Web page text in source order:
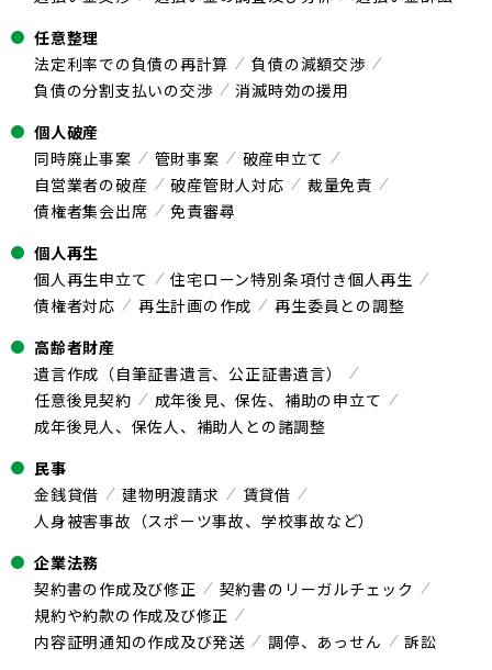
任意整理
法定利率での負債の再計算
負債の減額交渉
負債の分割支払いの交渉
消滅時効の援用
個人破産
同時廃止事案
管財事案
破産申立て
自営業者の破産
破産管財人対応
裁量免責
債権者集会出席
免責審尋
個人再生
個人再生申立て
住宅ローン特別条項付き個人再生
債権者対応
再生計画の作成
再生委員との調整
高齢者財産
遺言作成（自筆証書遺言、公正証書遺言）
任意後見契約
成年後見、保佐、補助の申立て
成年後見人、保佐人、補助人との諸調整
民事
金銭貸借
建物明渡請求
賃貸借
人身被害事故（スポーツ事故、学校事故など）
企業法務
契約書の作成及び修正
契約書のリーガルチェック
規約や約款の作成及び修正
内容証明通知の作成及び発送
調停、あっせん
訴訟